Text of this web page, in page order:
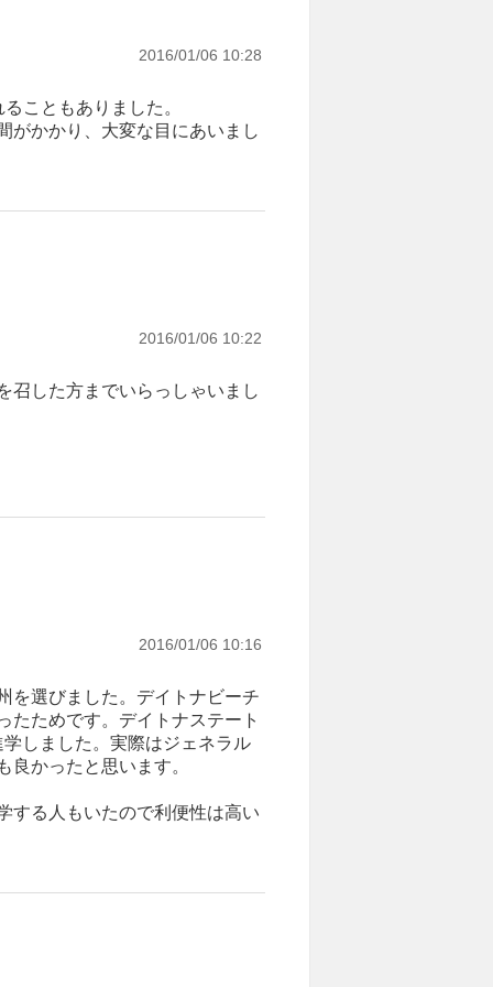
2016/01/06 10:28
こともありました。
がかかり、大変な目にあいまし
2016/01/06 10:22
召した方までいらっしゃいまし
2016/01/06 10:16
を選びました。デイトナビーチ
たためです。デイトナステート
しました。実際はジェネラル
かったと思います。
する人もいたので利便性は高い